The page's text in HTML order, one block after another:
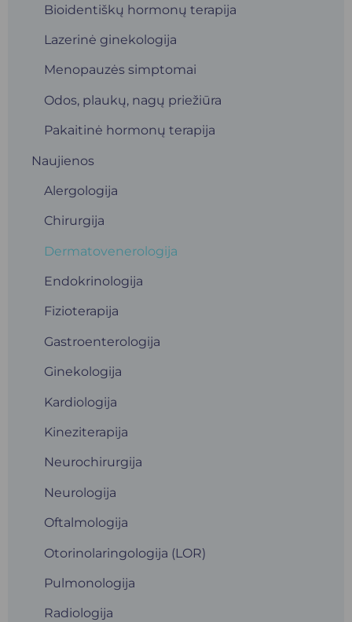
Bioidentiškų hormonų terapija
Lazerinė ginekologija
Menopauzės simptomai
Odos, plaukų, nagų priežiūra
Pakaitinė hormonų terapija
Naujienos
Alergologija
Chirurgija
Dermatovenerologija
Endokrinologija
Fizioterapija
Gastroenterologija
Ginekologija
Kardiologija
Kineziterapija
Neurochirurgija
Neurologija
Oftalmologija
Otorinolaringologija (LOR)
Pulmonologija
Radiologija